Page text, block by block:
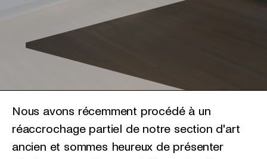
Nous avons récemment procédé à un
réaccrochage partiel de notre section d'art
ancien et sommes heureux de présenter